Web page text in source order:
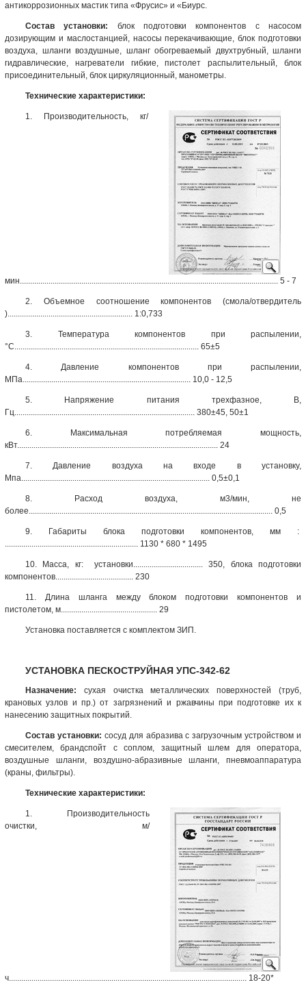
антикоррозионных мастик типа «Фрусис» и «Биурс.
Состав установки: блок подготовки компонентов с насосом
дозирующим и маслостанцией, насосы перекачивающие, блок подготовки
воздуха, шланги воздушные, шланг обогреваемый двухтрубный, шланги
гидравлические, нагреватели гибкие, пистолет распылительный, блок
присоединительный, блок циркуляционный, манометры.
Технические характеристики:
1. Производительность, кг/
мин.............................................................................................................................. 5 - 7
2. Объемное соотношение компонентов (смола/отвердитель
)............................................................. 1:0,733
3. Температура компонентов при распылении,
°С.......................................................................................... 65±5
4. Давление компонентов при распылении,
МПа.................................................................................. 10,0 - 12,5
5. Напряжение питания трехфазное, В,
Гц........................................................................................ 380±45, 50±1
6. Максимальная потребляемая мощность,
кВт.................................................................................................. 24
7. Давление воздуха на входе в установку,
Мпа............................................................................................ 0,5±0,1
8. Расход воздуха, м3/мин, не
более....................................................................................................................... 0,5
9. Габариты блока подготовки компонентов, мм :
................................................................. 1130 * 680 * 1495
10. Масса, кг: установки.................................. 350, блока подготовки
компонентов...................................... 230
11. Длина шланга между блоком подготовки компонентов и
пистолетом, м............................................... 29
Установка поставляется с комплектом ЗИП.
УСТАНОВКА ПЕСКОСТРУЙНАЯ УПС-342-62
Назначение: сухая очистка металлических поверхностей (труб,
крановых узлов и пр.) от загрязнений и ржавчины при подготовке их к
нанесению защитных покрытий.
Состав установки: сосуд для абразива с загрузочным устройством и
смесителем, брандспойт с соплом, защитный шлем для оператора,
воздушные шланги, воздушно-абразивные шланги, пневмоаппаратура
(краны, фильтры).
Технические характеристики:
1. Производительность
очистки, м/
ч.................................................................................................................... 18-20*